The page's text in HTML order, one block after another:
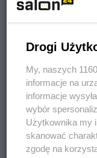
Drogi
My, naszych
informacje na
informacje
wybór
Użytkownika my
skanować
zgodę na